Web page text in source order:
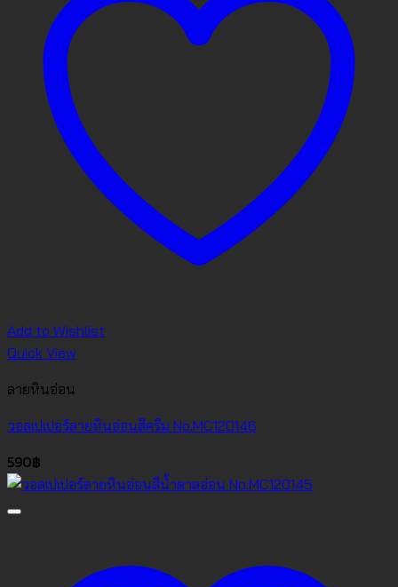
Add to Wishlist
Quick View
ลายหินอ่อน
วอลเปเปอร์ลายหินอ่อนสีครีม No.MC120146
590฿